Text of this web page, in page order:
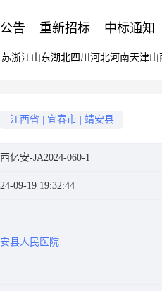
卒中中心设备
面公开)
告 重新招标 中标通知
浙江山东湖北四川 河北河南天津山
江西省 宜春市 靖安县
亿安-JA2024-060-1
09-19 19:32:44
县人民医院